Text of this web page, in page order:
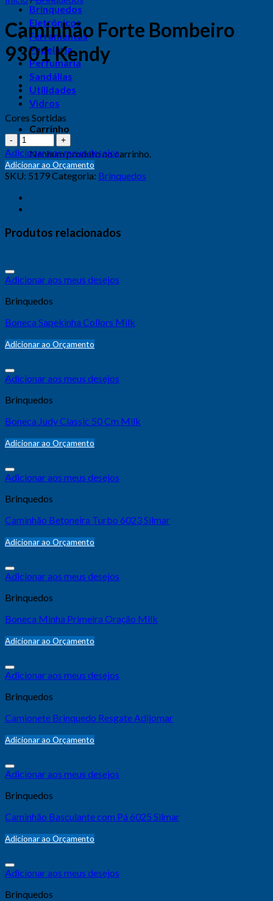
Brinquedos
Eletrônicos
Ferramentas
Papelaria
Perfumaria
Sandálias
Utilidades
Vidros
Carrinho
Nenhum produto no carrinho.
Caminhão Forte Bombeiro
9301 Kendy
Cores Sortidas
Quantidade
Adicionar aos meus desejos
Adicionar ao Orçamento
SKU: 5179Categoria: Brinquedos
Produtos relacionados
Adicionar aos meus desejos
Brinquedos
Boneca Sapekinha Collors Milk
Adicionar ao Orçamento
Adicionar aos meus desejos
Brinquedos
Boneca Judy Classic 50 Cm Milk
Adicionar ao Orçamento
Adicionar aos meus desejos
Brinquedos
Caminhão Betoneira Turbo 6023 Silmar
Adicionar ao Orçamento
Adicionar aos meus desejos
Brinquedos
Boneca Minha Primeira Oração Milk
Adicionar ao Orçamento
Adicionar aos meus desejos
Brinquedos
Camionete Brinquedo Resgate Adijomar
Adicionar ao Orçamento
Adicionar aos meus desejos
Brinquedos
Caminhão Basculante com Pá 6025 Silmar
Adicionar ao Orçamento
Adicionar aos meus desejos
Brinquedos